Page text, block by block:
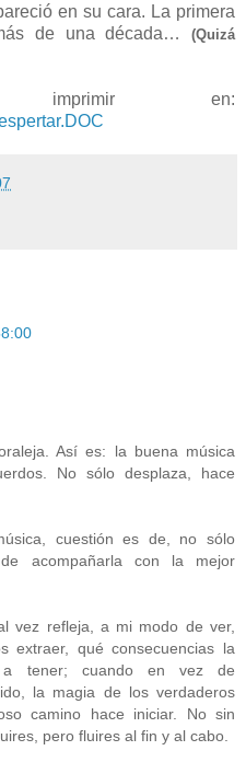
en su cara. La primera
de una década… (Quizá
imprimir en:
Así es: la buena música
No sólo desplaza, hace
cuestión es de, no sólo
acompañarla con la mejor
vez refleja, a mi modo de ver,
extraer, qué consecuencias la
a tener; cuando en vez de
la magia de los verdaderos
camino hace iniciar. No sin
pero fluires al fin y al cabo.